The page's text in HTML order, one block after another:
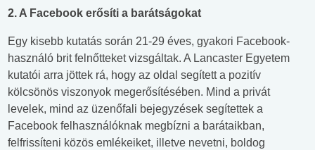
2. A Facebook erősíti a barátságokat
Egy kisebb kutatás során 21-29 éves, gyakori Facebook-
használó brit felnőtteket vizsgáltak. A Lancaster Egyetem
kutatói arra jöttek rá, hogy az oldal segített a pozitív
kölcsönös viszonyok megerősítésében. Mind a privát
levelek, mind az üzenőfali bejegyzések segítettek a
Facebook felhasználóknak megbízni a barátaikban,
felfrissíteni közös emlékeiket, illetve nevetni, boldog